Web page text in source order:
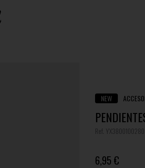
NEW
Ref. YX3800100280
6,95 €